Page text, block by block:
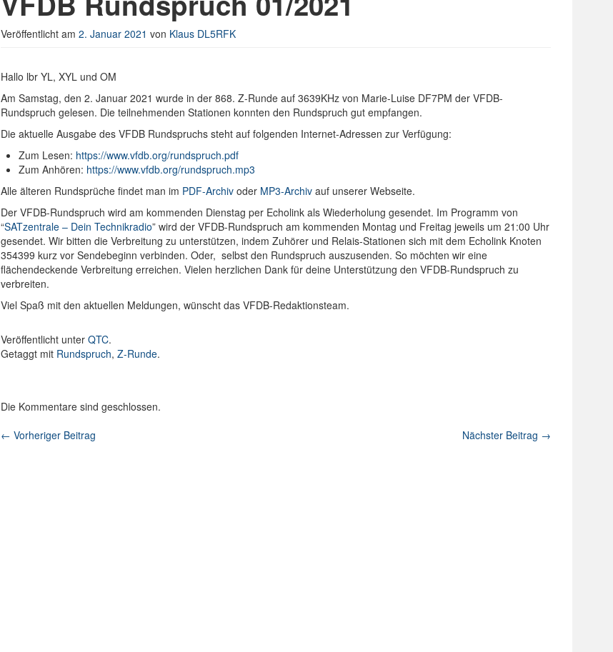
Veröffentlicht am 2. Januar 2021 von Klaus DL5RFK
Hallo lbr YL, XYL und OM
Am Samstag, den 2. Januar 2021 wurde in der 868. Z-Runde auf 3639KHz von Marie-Luise DF7PM der VFDB-
Rundspruch gelesen. Die teilnehmenden Stationen konnten den Rundspruch gut empfangen.
Die aktuelle Ausgabe des VFDB Rundspruchs steht auf folgenden Internet-Adressen zur Verfügung:
Zum Lesen: https://www.vfdb.org/rundspruch.pdf
Zum Anhören: https://www.vfdb.org/rundspruch.mp3
Alle älteren Rundsprüche findet man im PDF-Archiv oder MP3-Archiv auf unserer Webseite.
Der VFDB-Rundspruch wird am kommenden Dienstag per Echolink als Wiederholung gesendet. Im Programm von
“SATzentrale – Dein Technikradio” wird der VFDB-Rundspruch am kommenden Montag und Freitag jeweils um 21:00 Uhr
gesendet. Wir bitten die Verbreitung zu unterstützen, indem Zuhörer und Relais-Stationen sich mit dem Echolink Knoten
354399 kurz vor Sendebeginn verbinden. Oder, selbst den Rundspruch auszusenden. So möchten wir eine
flächendeckende Verbreitung erreichen. Vielen herzlichen Dank für deine Unterstützung den VFDB-Rundspruch zu
verbreiten.
Viel Spaß mit den aktuellen Meldungen, wünscht das VFDB-Redaktionsteam.
Veröffentlicht unter QTC.
Getaggt mit Rundspruch, Z-Runde.
Die Kommentare sind geschlossen.
Beitragsnavigation
Nächster Beitrag →
← Vorheriger Beitrag